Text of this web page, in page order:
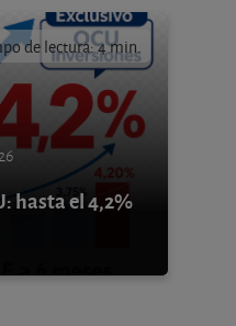
de lectura: 4 min.
hasta el 4,2%